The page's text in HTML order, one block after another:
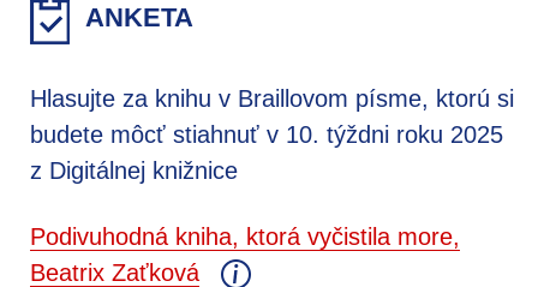
ANKETA
Hlasujte za knihu v Braillovom písme, ktorú si
budete môcť stiahnuť v 10. týždni roku 2025
z Digitálnej knižnice
Podivuhodná kniha, ktorá vyčistila more,
Beatrix Zaťková